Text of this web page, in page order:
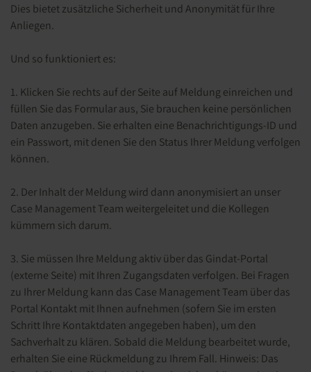
Dies bietet zusätzliche Sicherheit und Anonymität für Ihre
Anliegen.
Und so funktioniert es:
1. Klicken Sie rechts auf der Seite auf Meldung einreichen und
füllen Sie das Formular aus, Sie brauchen keine persönlichen
Daten anzugeben. Sie erhalten eine Benachrichtigungs-ID und
ein Passwort, mit denen Sie den Status Ihrer Meldung verfolgen
können.
2. Der Inhalt der Meldung wird dann anonymisiert an unser
Case Management Team weitergeleitet und die Kollegen
kümmern sich darum.
3. Sie müssen Ihre Meldung aktiv über das Gindat-Portal
(externe Seite) mit Ihren Zugangsdaten verfolgen. Bei Fragen
zu Ihrer Meldung kann das Case Management Team über das
Portal Kontakt mit Ihnen aufnehmen (sofern Sie im ersten
Schritt Ihre Kontaktdaten angegeben haben), um den
Sachverhalt zu klären. Sobald die Meldung bearbeitet wurde,
erhalten Sie eine Rückmeldung zu Ihrem Fall. Hinweis: Das